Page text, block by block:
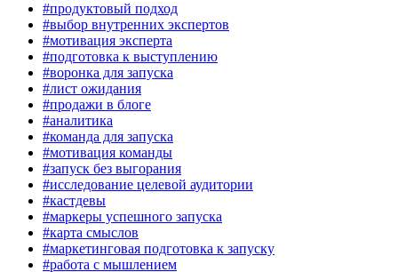
#продуктовый подход
#выбор внутренних экспертов
#мотивация эксперта
#подготовка к выступлению
#воронка для запуска
#лист ожидания
#продажи в блоге
#аналитика
#команда для запуска
#мотивация команды
#запуск без выгорания
#исследование целевой аудитории
#кастдевы
#маркеры успешного запуска
#карта смыслов
#маркетинговая подготовка к запуску
#работа с мышлением